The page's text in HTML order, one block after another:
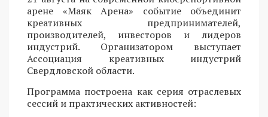
арене «Маяк Арена» событие объединит
креативных предпринимателей,
производителей, инвесторов и лидеров
индустрий. Организатором выступает
Ассоциация креативных индустрий
Свердловской области.
Программа построена как серия отраслевых
сессий и практических активностей: